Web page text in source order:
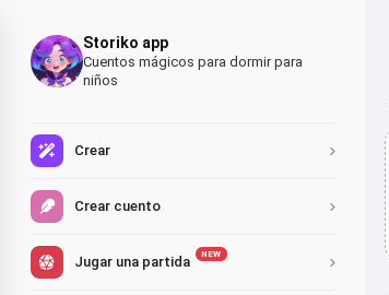
Storiko app
Cuentos mágicos para dormir para
niños
Crear
Crear cuento
Jugar una partida NEW